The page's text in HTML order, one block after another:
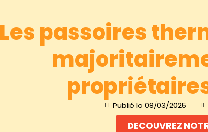
Les passoires
Publié le 08/03/2025
DECOUVREZ